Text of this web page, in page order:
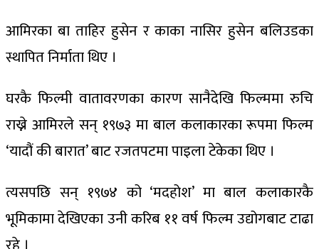
आमिरका बा ताहिर हुसेन र काका नासिर हुसेन बलिउडका
स्थापित निर्माता थिए ।
घरकै फिल्मी वातावरणका कारण सानैदेखि फिल्ममा रुचि
राख्ने आमिरले सन् १९७३ मा बाल कलाकारका रूपमा फिल्म
‘यादौं की बारात’ बाट रजतपटमा पाइला टेकेका थिए ।
त्यसपछि सन् १९७४ को ‘मदहोश’ मा बाल कलाकारकै
भूमिकामा देखिएका उनी करिब ११ वर्ष फिल्म उद्योगबाट टाढा